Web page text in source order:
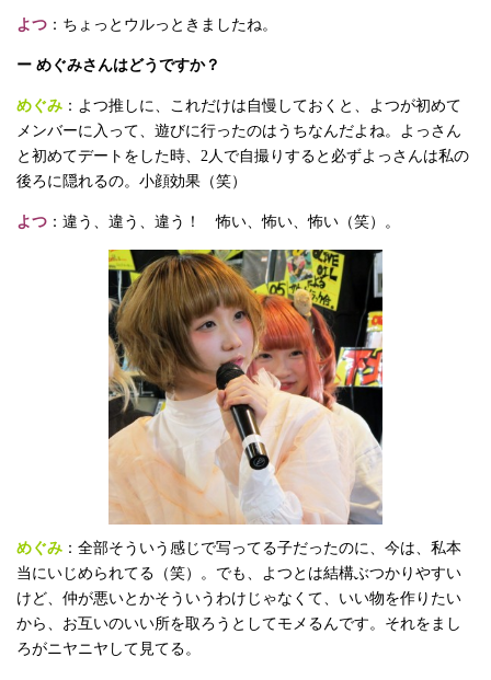
よつ ：ちょっとウルっときましたね。
ー めぐみさんはどうですか？
めぐみ ：よつ推しに、これだけは自慢しておくと、よつが初めて
メンバーに入って、遊びに行ったのはうちなんだよね。よっさん
と初めてデートをした時、2人で自撮りすると必ずよっさんは私の
後ろに隠れるの。小顔効果（笑）
よつ ：違う、違う、違う！ 怖い、怖い、怖い（笑）。
めぐみ ：全部そういう感じで写ってる子だったのに、今は、私本
当にいじめられてる（笑）。でも、よつとは結構ぶつかりやすい
けど、仲が悪いとかそういうわけじゃなくて、いい物を作りたい
から、お互いのいい所を取ろうとしてモメるんです。それをまし
ろがニヤニヤして見てる。